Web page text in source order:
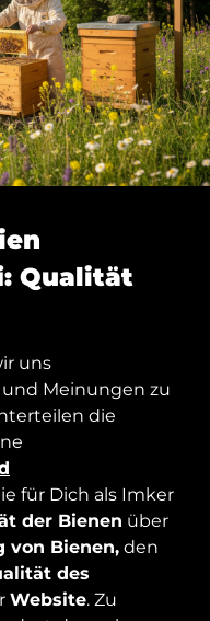
Qualität
uns
Meinungen zu
die
für Dich als Imker
der Bienen über
von Bienen, den
des
Website. Zu